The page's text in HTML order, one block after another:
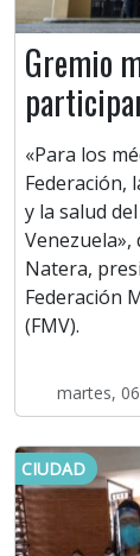
Gremio
«Para los
Federación,
y la salud
Natera,
Federación
(FMV).
martes,
CIUDAD